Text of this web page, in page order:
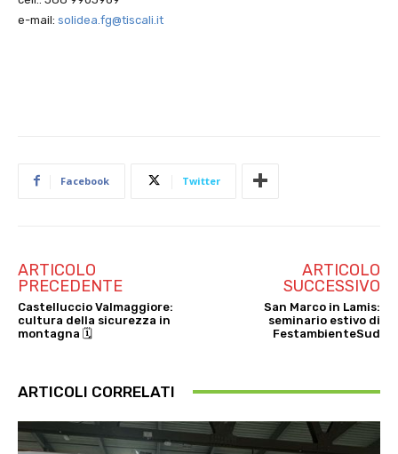
e-mail: solidea.fg@tiscali.it
Facebook Twitter
ARTICOLO
PRECEDENTE
Castelluccio Valmaggiore:
cultura della sicurezza in
montagna 🗓
ARTICOLO
SUCCESSIVO
San Marco in Lamis:
seminario estivo di
FestambienteSud
ARTICOLI CORRELATI